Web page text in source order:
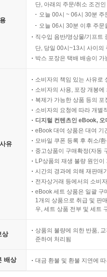
단, 아래의 주문/취소 조건
오늘 00시 ~ 06시 30분
오늘 06시 30분 이후 주
직수입 음반/영상물/기프트
단, 당일 00시~13시 사이의
박스 포장은 택배 배송이
유
소비자의 책임 있는 사유로
소비자의 사용, 포장 개봉
복제가 가능한 상품 등의
소비자의 요청에 따라 개별
디지털 컨텐츠인 eBook,
eBook 대여 상품은 대여 기
모바일 쿠폰 등록 후 취소/
중고상품이 구매확정(자동
LP상품의 재생 불량 원인
시간의 경과에 의해 재판매
전자상거래 등에서의 소비
eBook 세트 상품은 일괄 구
1개의 상품으로 취급 및 판
우, 세트 상품 전부 및 세트
상
상품의 불량에 의한 반품,
준하여 처리됨
배상 대금 환불 및 환불 지연에